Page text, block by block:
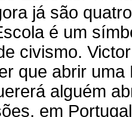
já são
é um
civismo.
que abrir uma
alguém
em